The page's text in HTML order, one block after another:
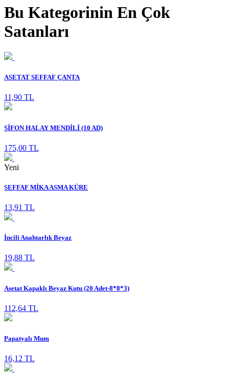
Bu Kategorinin En Çok
Satanları
ASETAT ŞEFFAF ÇANTA
11,90 TL
ŞİFON HALAY MENDİLİ (10 AD)
175,00 TL
Yeni
ŞEFFAF MİKA ASMA KÜRE
13,91 TL
İncili Anahtarlık Beyaz
19,88 TL
Asetat Kapaklı Beyaz Kutu (20 Adet-8*8*3)
112,64 TL
Papatyalı Mum
16,12 TL